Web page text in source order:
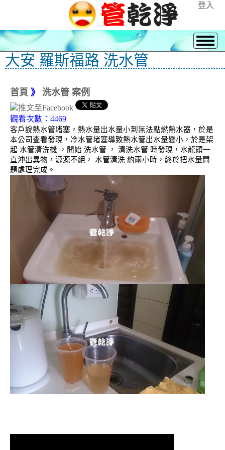
登入
大安 羅斯福路 洗水管
首頁 》 洗水管 案例
觀看次數：4469
客戶說熱水管堵塞，熱水量出水量小到無法點燃熱水器，於是
本公司查看發現，冷水管堵塞導致熱水管出水量變小，於是架
起 水管清洗機 ，開始 洗水管 ， 清洗水管 時發現，水龍頭一
直沖出異物，源源不絕， 水管清洗 約兩小時，終於把水量問
題處理完成。